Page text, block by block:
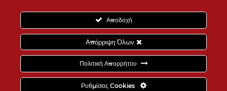
TÜV AUSTRIA Hellas αριθμός Γ.Ε.ΜΗ: 1650201000
Αποδοχή
Απόρριψη Όλων
Πολιτική Απορρήτου
Ρυθμίσεις Cookies